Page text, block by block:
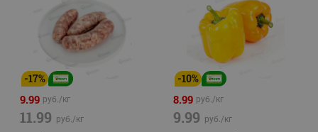
-17%
9.99 руб./кг
11.99 руб./кг
-10%
8.99 руб./кг
9.99 руб./кг